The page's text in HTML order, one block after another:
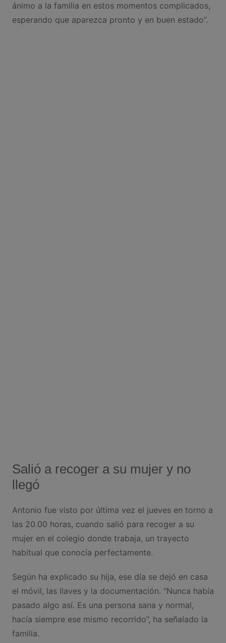
ánimo a la familia en estos momentos complicados,
esperando que aparezca pronto y en buen estado”.
Salió a recoger a su mujer y no
llegó
Antonio fue visto por última vez el jueves en torno a
las 20.00 horas, cuando salió para recoger a su
mujer en el colegio donde trabaja, un trayecto
habitual que conocía perfectamente.
Según ha explicado su hija, ese día se dejó en casa
el móvil, las llaves y la documentación. “Nunca había
pasado algo así. Es una persona sana y normal,
hacía siempre ese mismo recorrido”, ha señalado la
familia.